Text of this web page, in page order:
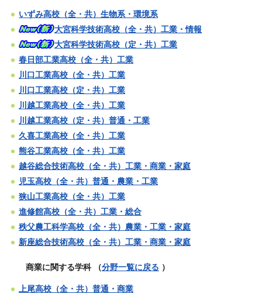
いずみ高校（全・共）生物系・環境系
大宮科学技術高校（全・共）工業・情報
大宮科学技術高校（定・共）工業
春日部工業高校（全・共）工業
川口工業高校（全・共）工業
川口工業高校（定・共）工業
川越工業高校（全・共）工業
川越工業高校（定・共）普通・工業
久喜工業高校（全・共）工業
熊谷工業高校（全・共）工業
越谷総合技術高校（全・共）工業・商業・家庭
児玉高校（全・共）普通・農業・工業
狭山工業高校（全・共）工業
進修館高校（全・共）工業・総合
秩父農工科学高校（全・共）農業・工業・家庭
新座総合技術高校（全・共）工業・商業・家庭
商業に関する学科 （分野一覧に戻る ）
上尾高校（全・共）普通・商業